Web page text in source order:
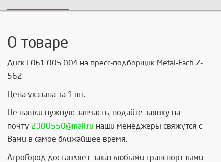
О товаре
Диск I 061.005.004 на пресс-подборщик Metal-Fach Z-
562
Цена указана за 1 шт.
Не нашли нужную запчасть, подайте заявку на
почту 2000550@mail.ru наши менеджеры свяжутся с
Вами в самое ближайшее время.
АгроГород доставляет заказ любыми транспортными